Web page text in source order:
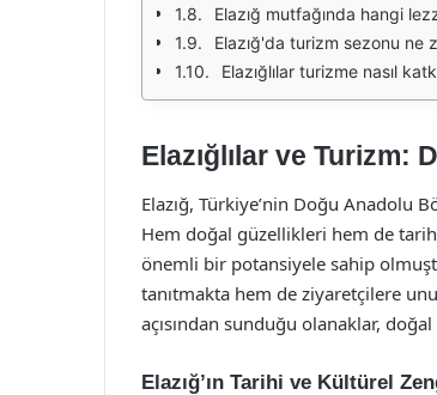
Elazığ mutfağında hangi
Elazığ'da turizm sezonu ne
Elazığlılar turizme nasıl
Elazığlılar ve Turizm:
Elazığ, Türkiye’nin Doğu Anadolu
Hem doğal güzellikleri hem de
önemli bir potansiyele sahip
tanıtmakta hem de ziyaretçilere
açısından sunduğu olanaklar,
Elazığ’ın Tarihi ve Kültürel